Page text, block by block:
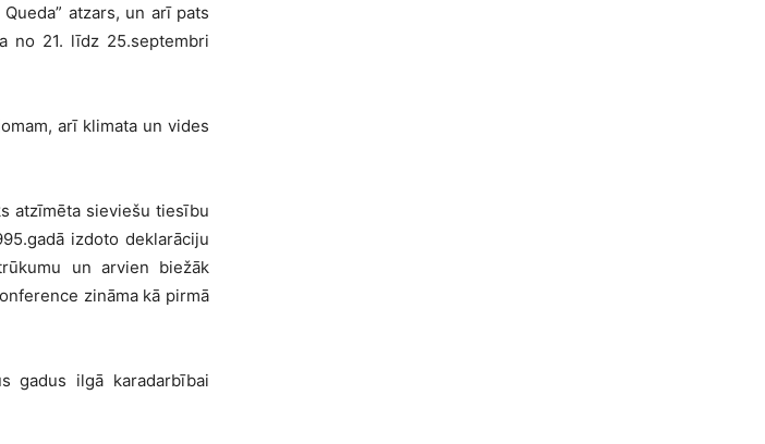
atzars, un arī pats
no 21. līdz 25.septembri
arī klimata un vides
atzīmēta sieviešu tiesību
izdoto deklarāciju
un arvien biežāk
zināma kā pirmā
gadus ilgā karadarbībai